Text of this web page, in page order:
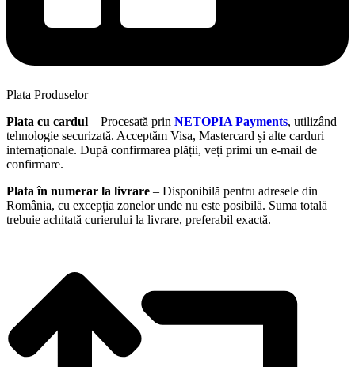
Plata Produselor
Plata cu cardul – Procesată prin NETOPIA Payments, utilizând
tehnologie securizată. Acceptăm Visa, Mastercard și alte carduri
internaționale. După confirmarea plății, veți primi un e-mail de
confirmare.
Plata în numerar la livrare – Disponibilă pentru adresele din
România, cu excepția zonelor unde nu este posibilă. Suma totală
trebuie achitată curierului la livrare, preferabil exactă.